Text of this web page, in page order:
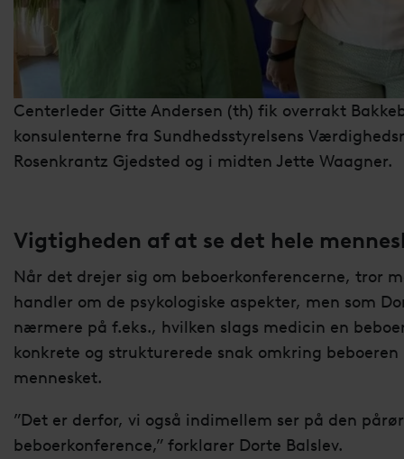
Centerleder Gitte Andersen (th) fik overrakt
konsulenterne fra Sundhedsstyrelsens
Rosenkrantz Gjedsted og i midten Jette Waagner.
Vigtigheden af at se det hele
Når det drejer sig om beboerkonferencerne, tror
handler om de psykologiske aspekter, men som
nærmere på f.eks., hvilken slags medicin en
konkrete og strukturerede snak omkring
mennesket.
”Det er derfor, vi også indimellem ser på den
beboerkonference,” forklarer Dorte Balslev.